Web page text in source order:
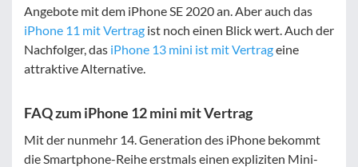
Angebote mit dem iPhone SE 2020 an. Aber auch das
iPhone 11 mit Vertrag ist noch einen Blick wert. Auch der
Nachfolger, das iPhone 13 mini ist mit Vertrageine
attraktive Alternative.
FAQ zum iPhone 12 mini mit Vertrag
Mit der nunmehr 14. Generation des iPhone bekommt
die Smartphone-Reihe erstmals einen expliziten Mini-